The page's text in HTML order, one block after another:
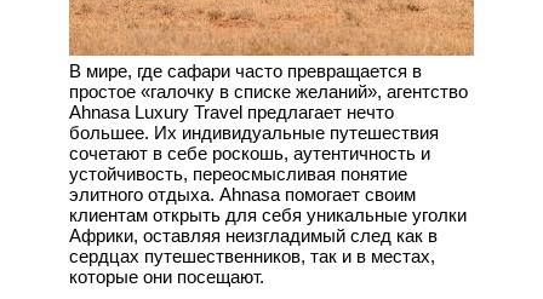
В мире, где сафари часто превращается в
простое «галочку в списке желаний», агентство
Ahnasa Luxury Travel предлагает нечто
большее. Их индивидуальные путешествия
сочетают в себе роскошь, аутентичность и
устойчивость, переосмысливая понятие
элитного отдыха. Ahnasa помогает своим
клиентам открыть для себя уникальные уголки
Африки, оставляя неизгладимый след как в
сердцах путешественников, так и в местах,
которые они посещают.